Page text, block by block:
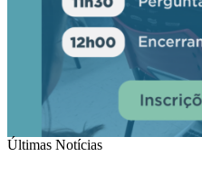
Últimas Notícias